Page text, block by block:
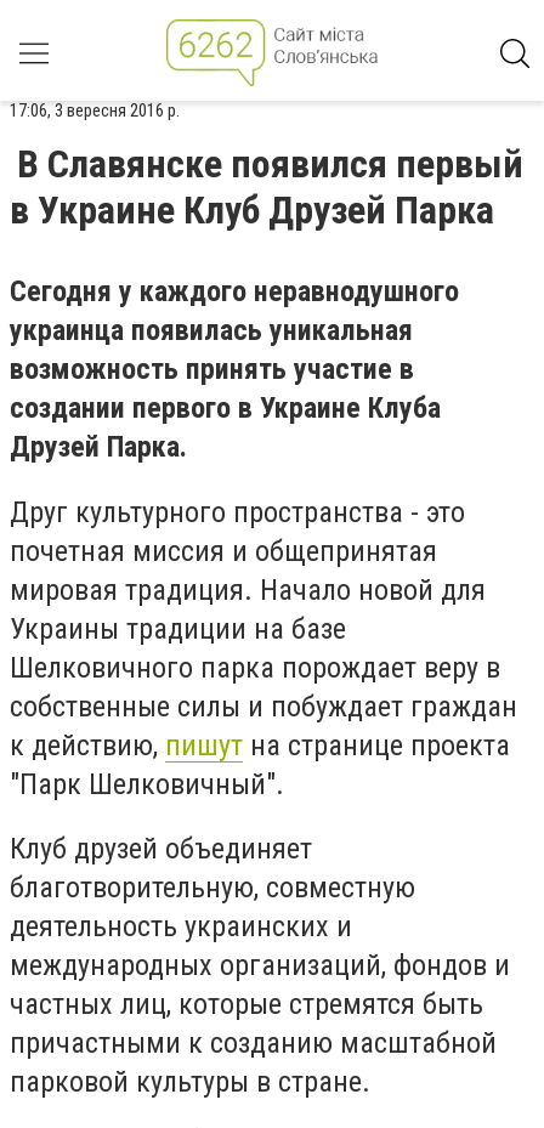
17:06, 3 вересня 2016 р.
В Славянске появился первый
в Украине Клуб Друзей Парка
Сегодня у каждого неравнодушного
украинца появилась уникальная
возможность принять участие в
создании первого в Украине Клуба
Друзей Парка.
Друг культурного пространства - это
почетная миссия и общепринятая
мировая традиция. Начало новой для
Украины традиции на базе
Шелковичного парка порождает веру в
собственные силы и побуждает граждан
к действию, пишут на странице проекта
"Парк Шелковичный".
Клуб друзей объединяет
благотворительную, совместную
деятельность украинских и
международных организаций, фондов и
частных лиц, которые стремятся быть
причастными к созданию масштабной
парковой культуры в стране.